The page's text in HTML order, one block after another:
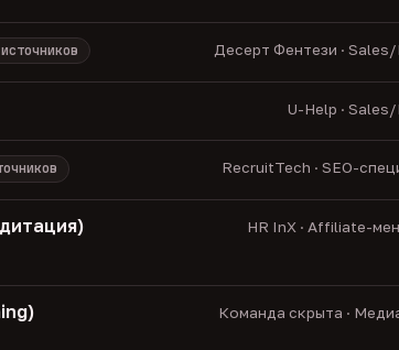
Десерт Фентези · Sales/
U-Help ·
RecruitTech · SEO-
HR InX · Affiliate-
Команда скрыта ·